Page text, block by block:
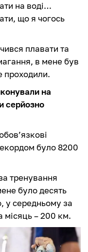
на воді…
що я чогось
плавати та
в мене був
проходили.
на
серйозно
було 8200
тренування
було десять
у середньому за
місяць – 200 км.